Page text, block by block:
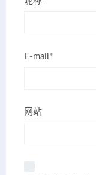
E-mail*
网站